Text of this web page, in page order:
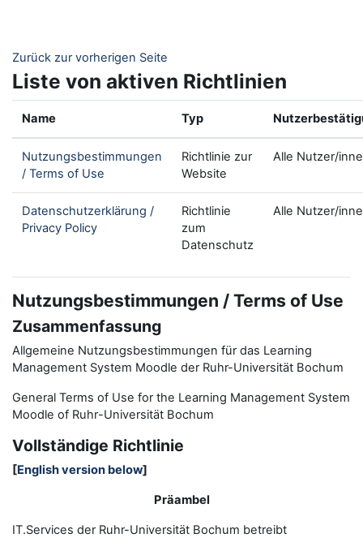
Zurück zur vorherigen Seite
Liste von aktiven Richtlinien
Name Typ
Nutzungsbestimmungen
/ Terms of Use
Richtlinie zur
Website
Alle Nutzer/
Datenschutzerklärung /
Privacy Policy
Richtlinie
zum
Datenschutz
Alle Nutzer/
Nutzungsbestimmungen / Terms of Use
Zusammenfassung
Allgemeine Nutzungsbestimmungen für das Learning
Management System Moodle der Ruhr-Universität Bochum
General Terms of Use for the Learning Management System
Moodle of Ruhr-Universität Bochum
Vollständige Richtlinie
[English version below]
Präambel
IT.Services der Ruhr-Universität Bochum betreibt